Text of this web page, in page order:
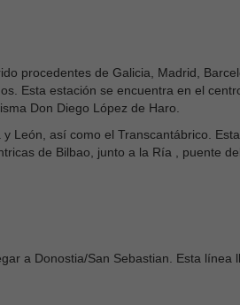
procedentes de Galicia, Madrid,
Esta estación se encuentra en el
Don Diego López de Haro.
León, así como el Transcantábrico.
de Bilbao, junto a la Ría , puente
a Donostia/San Sebastian. Esta línea